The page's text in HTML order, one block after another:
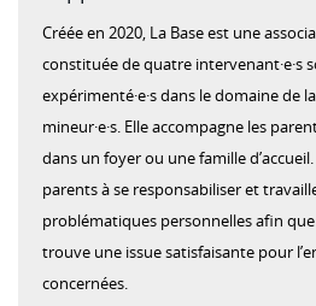
Créée en 2020, La Base est une
constituée de quatre intervenant·e·s
expérimenté·e·s dans le domaine de
mineur·e·s. Elle accompagne les
dans un foyer ou une famille
parents à se responsabiliser et
problématiques personnelles afin
trouve une issue satisfaisante pour
concernées.